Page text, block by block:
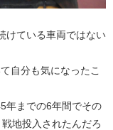
けている車両ではない
自分も気になったこ
年までの6年間でその
地投入されたんだろ